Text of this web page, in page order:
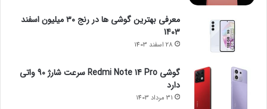
معرفی بهترین گوشی ها در رنج ۳۰ میلیون اسفند
1403
28 اسفند 1403
گوشی Redmi Note 14 Pro سرعت شارژ 90 واتی
دارد
31 مرداد 1403